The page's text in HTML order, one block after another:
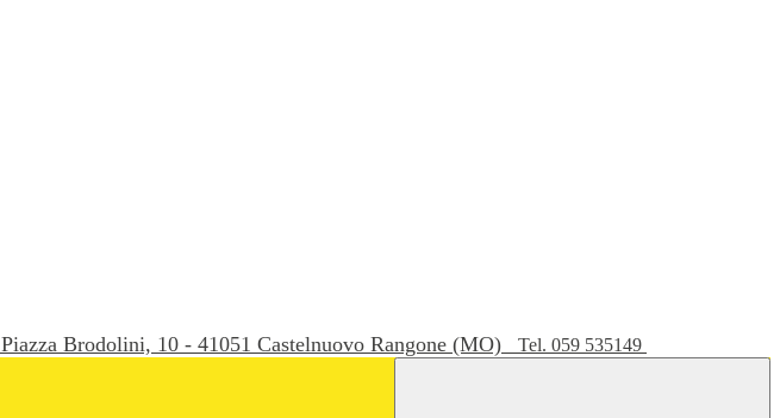
Piazza Brodolini, 10 - 41051 Castelnuovo Rangone (MO) Tel. 059 535149